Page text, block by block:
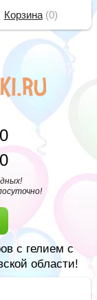
с гелием с
области!
Корзина(0)